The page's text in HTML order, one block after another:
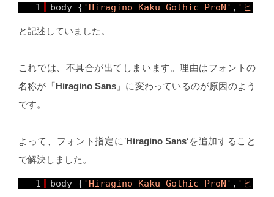
1 body { 'Hiragino Kaku Gothic ProN' , 'ヒラギ
と記述していました。
これでは、不具合が出てしまいます。理由はフォントの
名称が「Hiragino Sans」に変わっているのが原因のよう
です。
よって、フォント指定に’Hiragino Sans‘を追加すること
で解決しました。
1 body { 'Hiragino Kaku Gothic ProN' , 'ヒラギ